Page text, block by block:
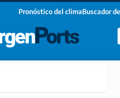
Pronóstico del climaBuscador
Newsletter!